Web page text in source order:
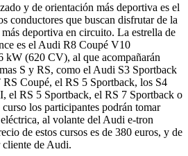
y de orientación más deportiva es el
conductores que buscan disfrutar de la
deportiva en circuito. La estrella de
es el Audi R8 Coupé V10
kW (620 CV), al que acompañarán
S y RS, como el Audi S3 Sportback
Coupé, el RS 5 Sportback, los S4
el RS 5 Sportback, el RS 7 Sportback o
los participantes podrán tomar
al volante del Audi e-tron
de estos cursos es de 380 euros, y de
cliente de Audi.